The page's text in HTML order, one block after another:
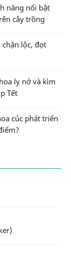
năng nổi bật
cây trồng
chặn lộc, đọt
ly nở và kìm
Tết
cúc phát triển